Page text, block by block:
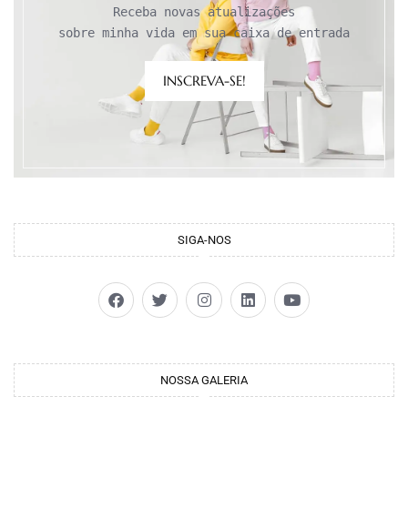
Receba novas atualizações
sobre minha vida em sua caixa de entrada
INSCREVA-SE!
SIGA-NOS
NOSSA GALERIA